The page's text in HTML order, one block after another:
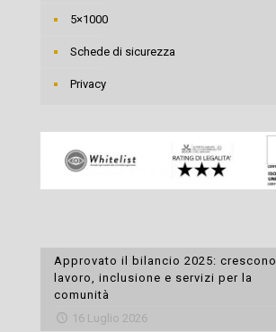
5×1000
Schede di sicurezza
Privacy
Approvato il bilancio 2025: crescono
lavoro, inclusione e servizi per la
comunità
16 Luglio 2026